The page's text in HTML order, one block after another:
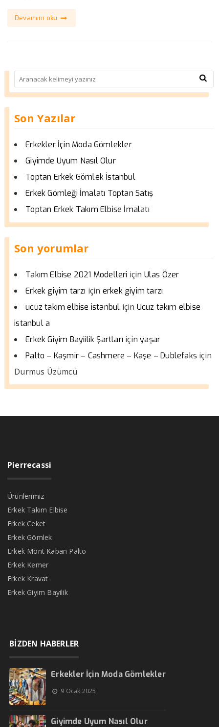
Devamını oku
Son Yazılar
Erkekler İçin Moda Gömlekler
Giyimde Uyum Nasıl Olur
Toptan Erkek Gömlek İstanbul
Erkek Gömleği İmalatı Toptan Satış
Toptan Erkek Takım Elbise İmalatı
Son yorumlar
Takım Elbise 2021 Modelleri için Ulas Özer
Erkek giyim tarzı için erkek giyim tarzı
ucuz takım elbise istanbul için Ucuz takım elbise
istanbul a
Erkek Giyim Bayiilik Şartları içinyaşar
Palto – Kaşmir – Cashmere – Kaşe – Dublefaks için
Durmus Üzümcü
Pierrecassi
Ürünlerimiz
Erkek Takım Elbise
Erkek Ceket
Erkek Gömlek
Erkek Mont Kaban Palto
Erkek Kemer
Erkek Kravat
Erkek Giyim Bayilik
BİZDEN HABERLER
Erkekler İçin Moda Gömlekler
9 Ocak 2025
Giyimde Uyum Nasıl Olur